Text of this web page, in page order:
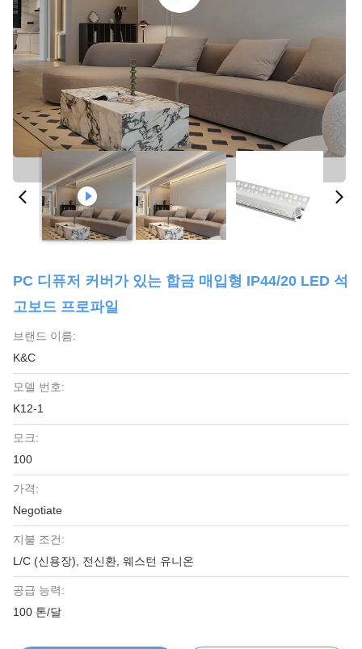
PC 디퓨저 커버가 있는 합금 매입형 IP44/20 LED 석
고보드 프로파일
브랜드 이름:
K&C
모델 번호:
K12-1
모크:
100
가격:
Negotiate
지불 조건:
L/C (신용장), 전신환, 웨스턴 유니온
공급 능력:
100 톤/달